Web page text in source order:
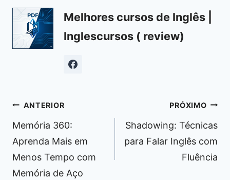
Melhores cursos de Inglês |
Inglescursos ( review)
Navegação
de
Post
ANTERIOR
Memória 360:
Aprenda Mais em
Menos Tempo com
Memória de Aço
PRÓXIMO
Shadowing: Técnicas
para Falar Inglês com
Fluência